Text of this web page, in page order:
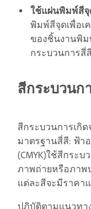
ใช้แผ่นพิมพ์สีจุ
พิมพ์สีจุดเพื่อเ
ของชิ้นงานพิ
กระบวนการสี่
สีกระบวนก
สีกระบวนการเกิ
มาตรฐานสี่สี: ฟ้า
(CMYK)ใช้สีกระ
ภาพถ่ายหรือภาพ
แต่ละสีจะมีราคา
ปฏิบัติตามแนวทา